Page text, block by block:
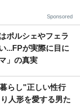
Sponsored
ポルシェやフェラ
...FPが実際に目に
」の真実
らし"正しい性行
人形を愛する男た